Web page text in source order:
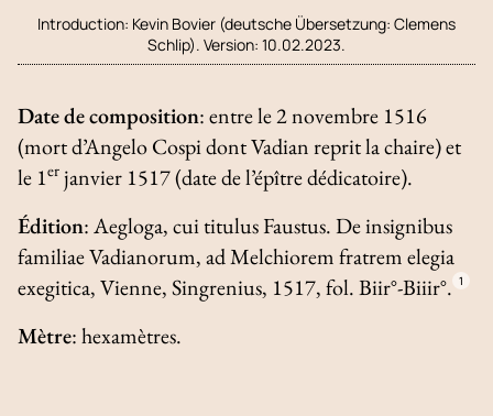
Introduction: Kevin Bovier (deutsche Übersetzung: Clemens
Schlip). Version: 10.02.2023.
Date de composition: entre le 2 novembre 1516
(mort d’Angelo Cospi dont Vadian reprit la chaire) et
le 1er janvier 1517 (date de l’épître dédicatoire).
Édition:Aegloga, cui titulus Faustus.De insignibus
familiae Vadianorum, ad Melchiorem fratrem elegia
exegitica, Vienne, Singrenius, 1517, fol. Biir°-Biiir°. 1
Mètre: hexamètres.